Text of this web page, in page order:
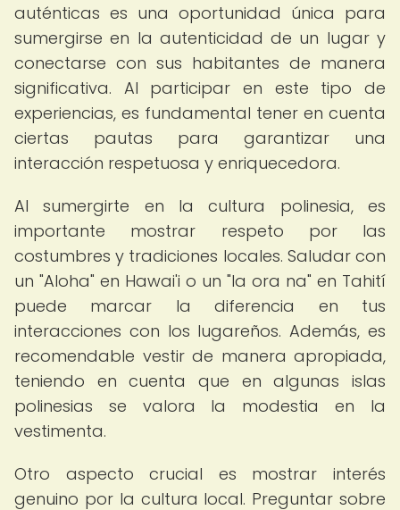
auténticas es una oportunidad única para
sumergirse en la autenticidad de un lugar y
conectarse con sus habitantes de manera
significativa. Al participar en este tipo de
experiencias, es fundamental tener en cuenta
ciertas pautas para garantizar una
interacción respetuosa y enriquecedora.
Al sumergirte en la cultura polinesia, es
importante mostrar respeto por las
costumbres y tradiciones locales. Saludar con
un "Aloha" en Hawai'i o un "Ia ora na" en Tahití
puede marcar la diferencia en tus
interacciones con los lugareños. Además, es
recomendable vestir de manera apropiada,
teniendo en cuenta que en algunas islas
polinesias se valora la modestia en la
vestimenta.
Otro aspecto crucial es mostrar interés
genuino por la cultura local. Preguntar sobre